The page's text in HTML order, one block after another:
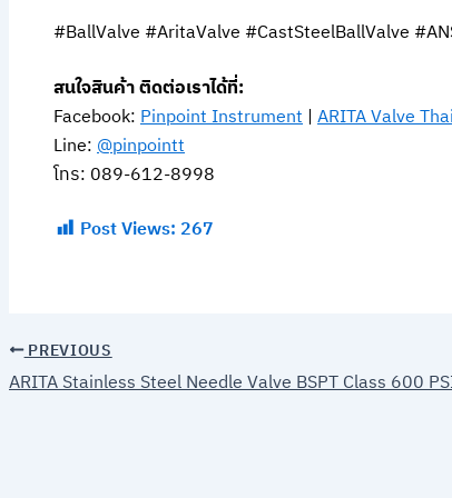
#BallValve #AritaValve #CastSteelBallValve
สนใจสินค้า ติดต่อเราได้ที่:
Facebook:Pinpoint Instrument | ARITA Valve
Line:@pinpointt
โทร: 089-612-8998
Post Views: 267
PREVIOUS
ARITA Stainless Steel Needle Valve BSPT Class 600